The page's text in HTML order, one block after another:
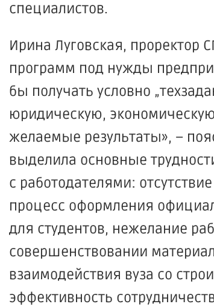
специалистов.
Ирина Луговская, проректор
программ под нужды
бы получать условно
юридическую,
желаемые результаты», –
выделила основные
с работодателями:
процесс оформления
для студентов, нежелание
совершенствовании
взаимодействия вуза со
эффективность